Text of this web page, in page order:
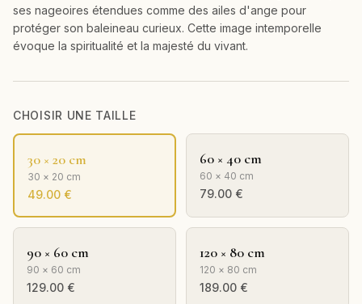
ses nageoires étendues comme des ailes d'ange pour
protéger son baleineau curieux. Cette image intemporelle
évoque la spiritualité et la majesté du vivant.
CHOISIR UNE TAILLE
30 × 20 cm
30 × 20 cm
49.00 €
60 × 40 cm
60 × 40 cm
79.00 €
90 × 60 cm
90 × 60 cm
129.00 €
120 × 80 cm
120 × 80 cm
189.00 €